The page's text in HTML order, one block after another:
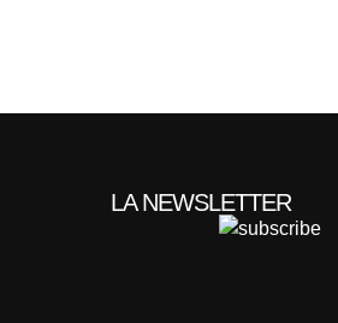
LA NEWSLETTER